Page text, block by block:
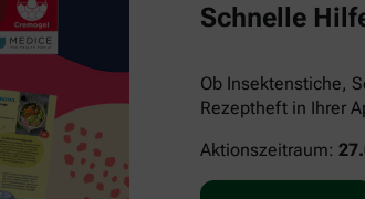
Schnelle
Ob Insektenstiche,
Rezeptheft in Ihrer
Aktionszeitraum: